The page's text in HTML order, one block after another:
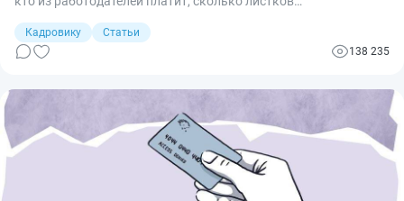
материале PPT.ru.
Кадровику
Статьи
138 235